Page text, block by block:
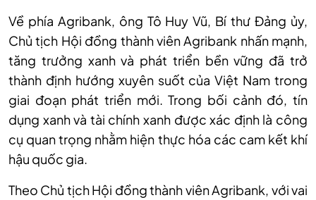
Về phía Agribank, ông Tô Huy Vũ, Bí thư Đảng ủy,
Chủ tịch Hội đồng thành viên Agribank nhấn mạnh,
tăng trưởng xanh và phát triển bền vững đã trở
thành định hướng xuyên suốt của Việt Nam trong
giai đoạn phát triển mới. Trong bối cảnh đó, tín
dụng xanh và tài chính xanh được xác định là công
cụ quan trọng nhằm hiện thực hóa các cam kết khí
hậu quốc gia.
Theo Chủ tịch Hội đồng thành viên Agribank, với vai